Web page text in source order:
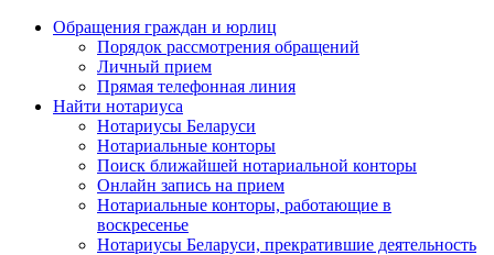
Обращения граждан и юрлиц
Порядок рассмотрения обращений
Личный прием
Прямая телефонная линия
Найти нотариуса
Нотариусы Беларуси
Нотариальные конторы
Поиск ближайшей нотариальной конторы
Онлайн запись на прием
Нотариальные конторы, работающие в
воскресенье
Нотариусы Беларуси, прекратившие деятельность